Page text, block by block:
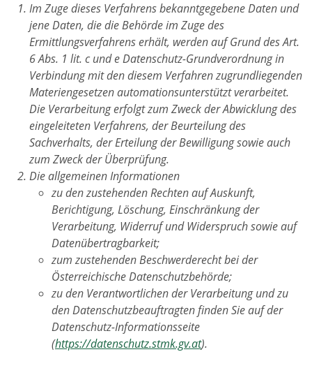
Im Zuge dieses Verfahrens bekanntgegebene Daten und
jene Daten, die die Behörde im Zuge des
Ermittlungsverfahrens erhält, werden auf Grund des Art.
6 Abs. 1 lit. c und e Datenschutz-Grundverordnung in
Verbindung mit den diesem Verfahren zugrundliegenden
Materiengesetzen automationsunterstützt verarbeitet.
Die Verarbeitung erfolgt zum Zweck der Abwicklung des
eingeleiteten Verfahrens, der Beurteilung des
Sachverhalts, der Erteilung der Bewilligung sowie auch
zum Zweck der Überprüfung.
Die allgemeinen Informationen
zu den zustehenden Rechten auf Auskunft,
Berichtigung, Löschung, Einschränkung der
Verarbeitung, Widerruf und Widerspruch sowie auf
Datenübertragbarkeit;
zum zustehenden Beschwerderecht bei der
Österreichische Datenschutzbehörde;
zu den Verantwortlichen der Verarbeitung und zu
den Datenschutzbeauftragten finden Sie auf der
Datenschutz-Informationsseite
(https://datenschutz.stmk.gv.at).